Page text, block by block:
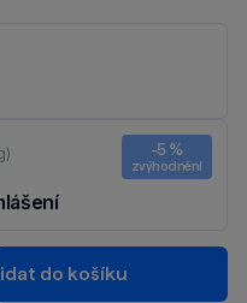
-5 %
zvýhodnění
+ do košíku